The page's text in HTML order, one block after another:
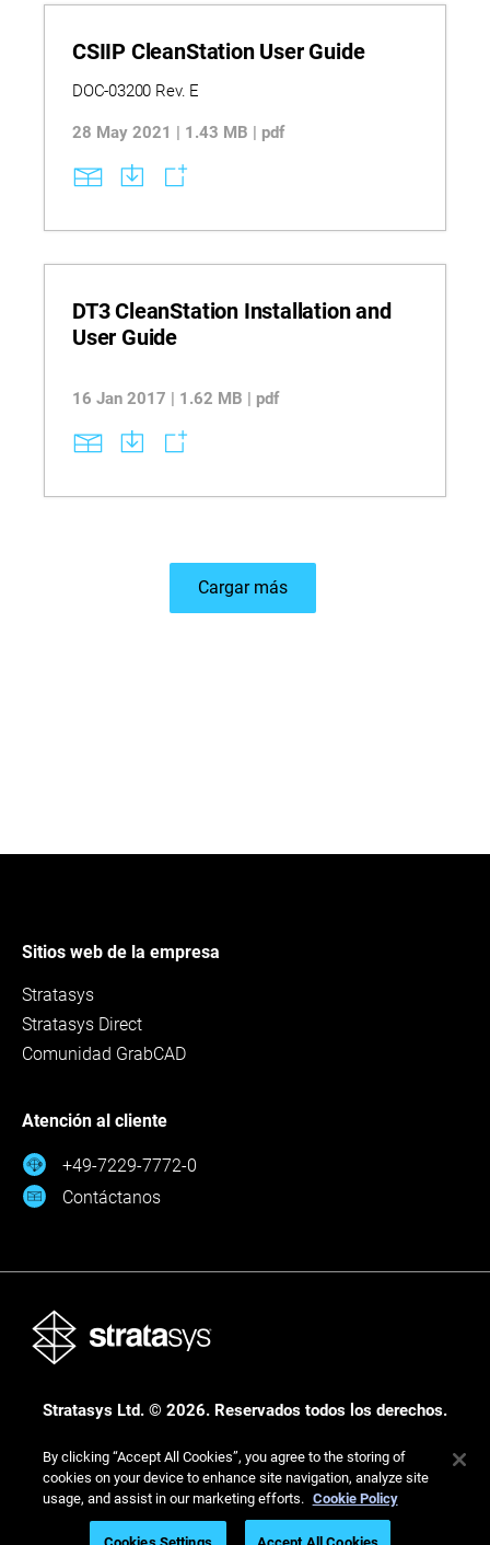
CSIIP CleanStation User Guide
DOC-03200 Rev. E
28 May 2021 | 1.43 MB | pdf
DT3 CleanStation Installation and
User Guide
16 Jan 2017 | 1.62 MB | pdf
Cargar más
Sitios web de la empresa
Stratasys
Stratasys Direct
Comunidad GrabCAD
Atención al cliente
+49-7229-7772-0
Contáctanos
Stratasys Ltd. © 2026. Reservados todos los derechos.
By clicking “Accept All Cookies”, you agree to the storing of
cookies on your device to enhance site navigation, analyze site
usage, and assist in our marketing efforts. Cookie Policy